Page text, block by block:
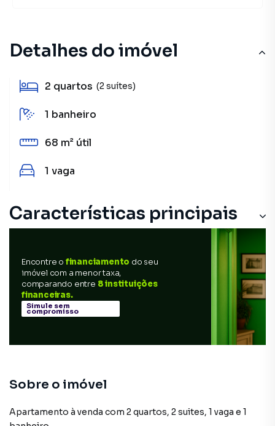
Detalhes do imóvel
2 quartos (2 suítes)
1 banheiro
68 m² útil
1 vaga
Características principais
Encontre o financiamento do seu
imóvel com a menor taxa,
comparando entre 8 instituições
financeiras.
Simule sem
compromisso
Sobre o imóvel
Apartamento à venda com 2 quartos, 2 suites, 1 vaga e 1